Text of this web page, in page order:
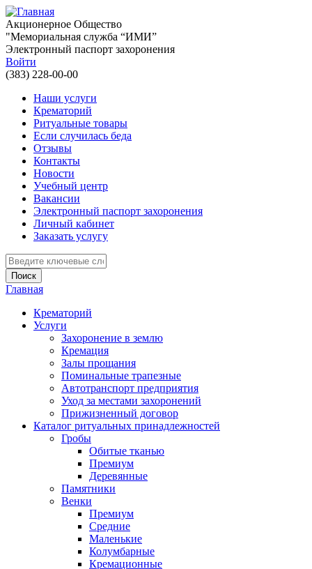
Перейти к основному содержанию
Акционерное Общество
"Мемориальная служба “ИМИ”
Электронный паспорт захоронения
Войти
(383) 228-00-00
Наши услуги
Крематорий
Ритуальные товары
Если случилась беда
Отзывы
Контакты
Новости
Учебный центр
Вакансии
Электронный паспорт захоронения
Личный кабинет
Заказать услугу
Введите ключевые слова для поиска
Вы здесь
Главная
Крематорий
Услуги
Захоронение в землю
Кремация
Залы прощания
Поминальные трапезные
Автотранспорт предприятия
Уход за местами захоронений
Прижизненный договор
Каталог ритуальных принадлежностей
Гробы
Обитые тканью
Премиум
Деревянные
Памятники
Венки
Премиум
Средние
Маленькие
Колумбарные
Кремационные